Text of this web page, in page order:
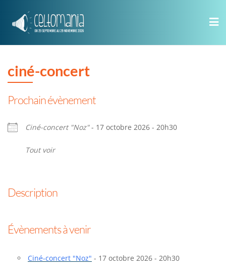
content
ciné-concert
Prochain évènement
Ciné-concert "Noz"- 17 octobre 2026 - 20h30
Tout voir
Description
Évènements à venir
Ciné-concert "Noz" - 17 octobre 2026 - 20h30